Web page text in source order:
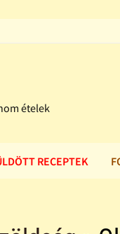
ételek
RECEPTEK